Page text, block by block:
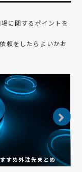
に関するポイントを
頼をしたらよいかお
すめ外注先まとめ